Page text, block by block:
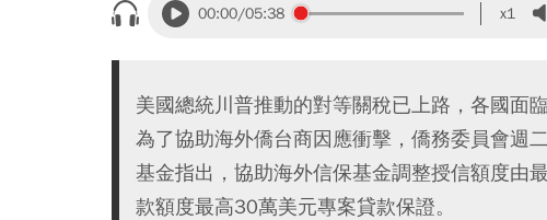
00:00/05:38 x1
美國總統川普推動的對等關稅已上路，各國面
為了協助海外僑台商因應衝擊，僑務委員會週
基金指出，協助海外信保基金調整授信額度由
款額度最高30萬美元專案貸款保證。